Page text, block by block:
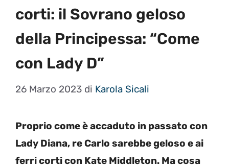
corti: il Sovrano geloso
della Principessa: “Come
con Lady D”
26 Marzo 2023 di Karola Sicali
Proprio come è accaduto in passato con
Lady Diana, re Carlo sarebbe geloso e ai
ferri corti con Kate Middleton. Ma cosa